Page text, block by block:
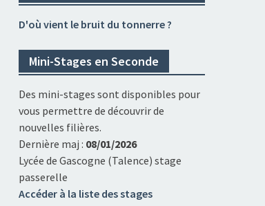
D'où vient le bruit du tonnerre ?
Mini-Stages en Seconde
Des mini-stages sont disponibles pour
vous permettre de découvrir de
nouvelles filières.
Dernière maj : 08/01/2026
Lycée de Gascogne (Talence) stage
passerelle
Accéder à la liste des stages